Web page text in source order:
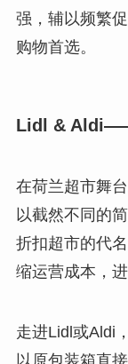
强，辅以频繁
购物首选。
Lidl &
在荷兰超市舞
以截然不同的
折扣超市的代
缩运营成本，
走进Lidl或Aldi